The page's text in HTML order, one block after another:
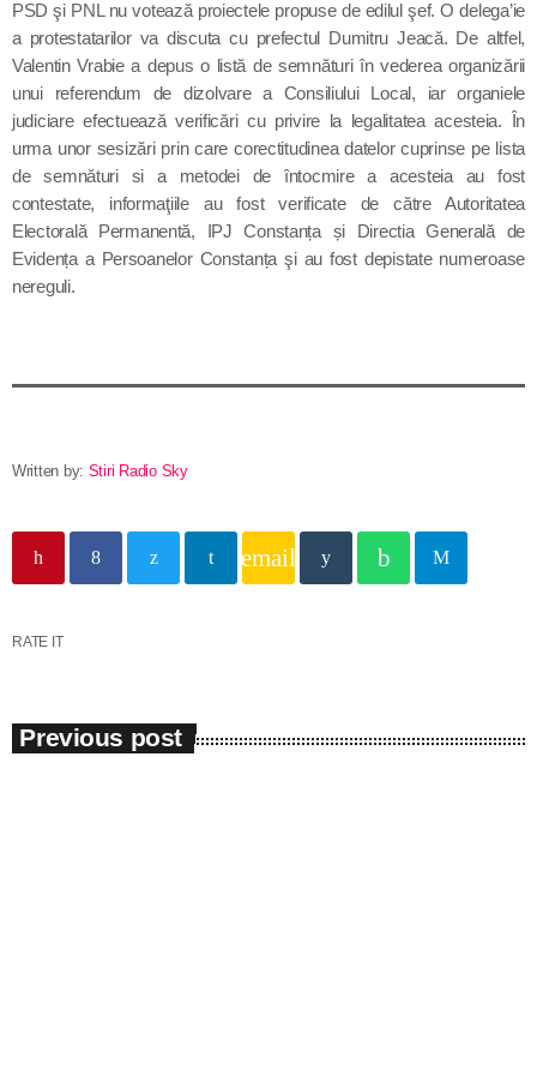
în capitala verii din România
PSD şi PNL nu votează proiectele propuse de edilul şef. O delega’ie
a protestatarilor va discuta cu prefectul Dumitru Jeacă. De altfel,
Valentin Vrabie a depus o listă de semnături în vederea organizării
unui referendum de dizolvare a Consiliului Local, iar organiele
judiciare efectuează verificări cu privire la legalitatea acesteia. În
urma unor sesizări prin care corectitudinea datelor cuprinse pe lista
de semnături si a metodei de întocmire a acesteia au fost
contestate, informaţiile au fost verificate de către Autoritatea
Electorală Permanentă, IPJ Constanța și Directia Generală de
Evidența a Persoanelor Constanța şi au fost depistate numeroase
nereguli.
Written by: Stiri Radio Sky
email
RATE IT
Previous post